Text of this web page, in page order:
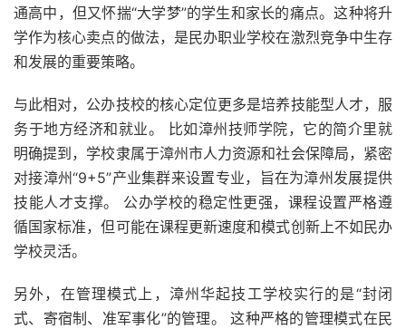
通高中，但又怀揣“大学梦”的学生和家长的痛点。这种将升
学作为核心卖点的做法，是民办职业学校在激烈竞争中生存
和发展的重要策略。
与此相对，公办技校的核心定位更多是培养技能型人才，服
务于地方经济和就业。 比如漳州技师学院，它的简介里就
明确提到，学校隶属于漳州市人力资源和社会保障局，紧密
对接漳州“9+5”产业集群来设置专业，旨在为漳州发展提供
技能人才支撑。 公办学校的稳定性更强，课程设置严格遵
循国家标准，但可能在课程更新速度和模式创新上不如民办
学校灵活。
另外，在管理模式上，漳州华起技工学校实行的是“封闭
式、寄宿制、准军事化”的管理。 这种严格的管理模式在民